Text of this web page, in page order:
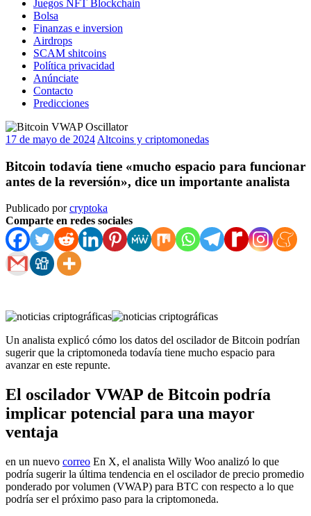
Juegos NFT Blockchain
Bolsa
Finanzas e inversion
Airdrops
SCAM shitcoins
Política privacidad
Anúnciate
Contacto
Predicciones
17 de mayo de 2024 Altcoins y criptomonedas
Bitcoin todavía tiene «mucho espacio para funcionar
antes de la reversión», dice un importante analista
Publicado porcryptoka
Comparte en redes sociales
Un analista explicó cómo los datos del oscilador de Bitcoin podrían
sugerir que la criptomoneda todavía tiene mucho espacio para
avanzar en este repunte.
El oscilador VWAP de Bitcoin podría
implicar potencial para una mayor
ventaja
en un nuevo correo En X, el analista Willy Woo analizó lo que
podría sugerir la última tendencia en el oscilador de precio promedio
ponderado por volumen (VWAP) para BTC con respecto a lo que
podría ser el próximo paso para la criptomoneda.